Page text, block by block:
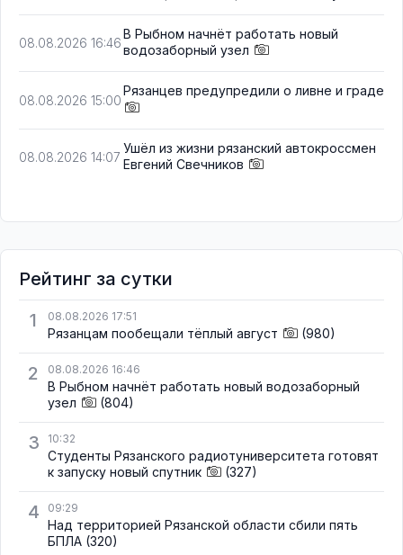
08.08.2026 16:46
В Рыбном начнёт работать новый
водозаборный узел
08.08.2026 15:00
Рязанцев предупредили о ливне и граде
08.08.2026 14:07
Ушёл из жизни рязанский автокроссмен
Евгений Свечников
Рейтинг за сутки
1
08.08.2026 17:51
Рязанцам пообещали тёплый август (980)
2 08.08.2026 16:46
В Рыбном начнёт работать новый водозаборный
узел
(804)
3 10:32
Студенты Рязанского радиотуниверситета готовят
к запуску новый спутник
(327)
4 09:29
Над территорией Рязанской области сбили пять
БПЛА (320)